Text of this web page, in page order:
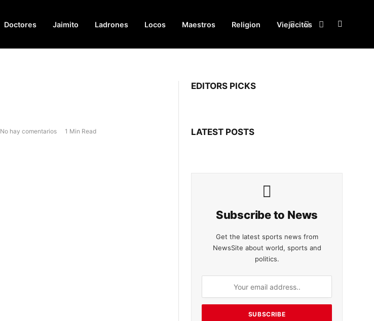
Doctores Jaimito Ladrones Locos Maestros Religion Viejecitos
Facebook
X
Instagram
No hay comentarios 1 Min Read
EDITORS PICKS
LATEST POSTS
Subscribe to News
Get the latest sports news from
NewsSite about world, sports and
politics.